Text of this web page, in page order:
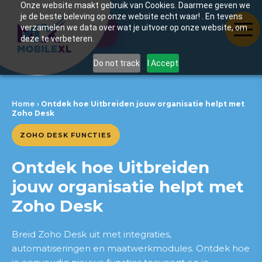
Onze website maakt gebruik van Cookies. Daarmee geven we
je de beste beleving op onze website echt waar! . En tevens
verzamelen we data over wat je uitvoer op onze website, om
deze te verbeteren.
Do not track I Accept
Home › Ontdek hoe Uitbreiden jouw organisatie helpt met
Zoho Desk
ZOHO DESK FUNCTIES
Ontdek hoe Uitbreiden
jouw organisatie helpt met
Zoho Desk
Breid Zoho Desk uit met integraties,
automatiseringen en maatwerkmodules. Ontdek hoe
Inhoudsopgave
Samenwerkingen waar wij
Wat is Uitbreiden in Zoho
Desk
Direct in gesprek met
Raymond
Belangrijkste voordelen